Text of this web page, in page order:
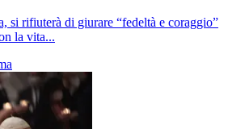
si rifiuterà di giurare “fedeltà e coraggio”
la vita...